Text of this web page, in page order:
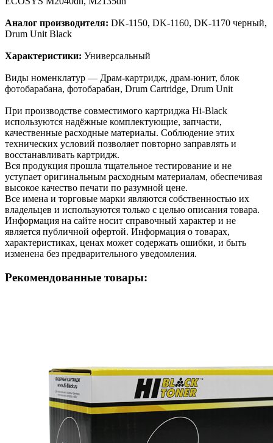
Аналог производителя: DK-1150, DK-1160, DK-1170 черный,
Drum Unit Black
Характеристики: Универсальный
Виды номенклатур — Драм-картридж, драм-юнит, блок
фотобарабана, фотобарабан, Drum Cartridge, Drum Unit
При производстве совместимого картриджа Hi-Black
используются надёжные комплектующие, запчасти,
качественные расходные материалы. Соблюдение этих
технических условий позволяет повторно заправлять и
восстанавливать картридж.
Вся продукция прошла тщательное тестирование и не
уступает оригинальным расходным материалам, обеспечивая
высокое качество печати по разумной цене.
Все имена и торговые марки являются собственностью их
владельцев и используются только с целью описания товара.
Информация на сайте носит справочный характер и не
является публичной офертой. Информация о товарах,
характеристиках, ценах может содержать ошибки, и быть
изменена без предварительного уведомления.
Рекомендованные товары: